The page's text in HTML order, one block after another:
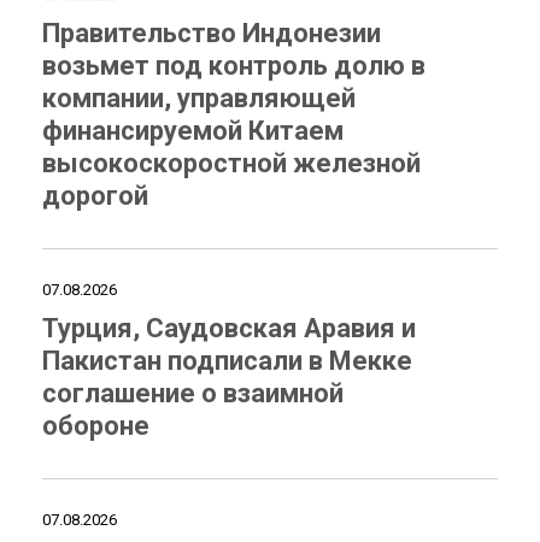
Правительство Индонезии
возьмет под контроль долю в
компании, управляющей
финансируемой Китаем
высокоскоростной железной
дорогой
07.08.2026
Турция, Саудовская Аравия и
Пакистан подписали в Мекке
соглашение о взаимной
обороне
07.08.2026